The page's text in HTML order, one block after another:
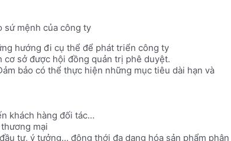
sứ mệnh của công ty
hướng đi cụ thể để phát triển công ty
sở được hội đồng quản trị phê duyệt.
bảo có thể thực hiện những mục tiêu dài hạn và
khách hàng đối tác…
mại
tư, ý tưởng… đông thới đa dạng hóa sản phẩm phân